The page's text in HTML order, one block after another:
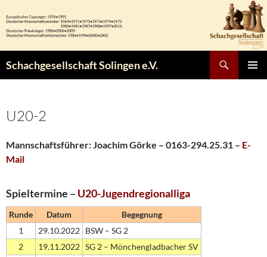
Inhalt
springen
Schachgesellschaft Solingen e.V.
U20-2
Mannschaftsführer: Joachim Görke – 0163-294.25.31 – E-
Mail
Spieltermine – U20-Jugendregionalliga
Runde Datum
Begegnung
1
29.10.2022 BSW – SG 2
2
19.11.2022 SG 2 – Mönchengladbacher SV